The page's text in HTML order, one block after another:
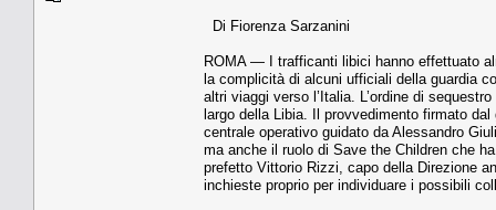
Di Fiorenza Sarzanini
ROMA — I trafficanti libici hanno effettuato
la complicità di alcuni ufficiali della guardia
altri viaggi verso l’Italia. L’ordine di
largo della Libia. Il provvedimento firmato
centrale operativo guidato da Alessandro
ma anche il ruolo di Save the Children che
prefetto Vittorio Rizzi, capo della Direzione
inchieste proprio per individuare i possibili